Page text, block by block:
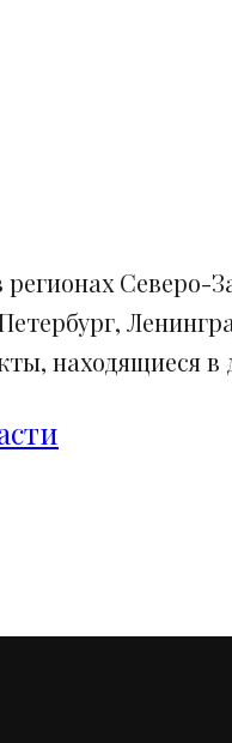
Северо-
находящиеся в